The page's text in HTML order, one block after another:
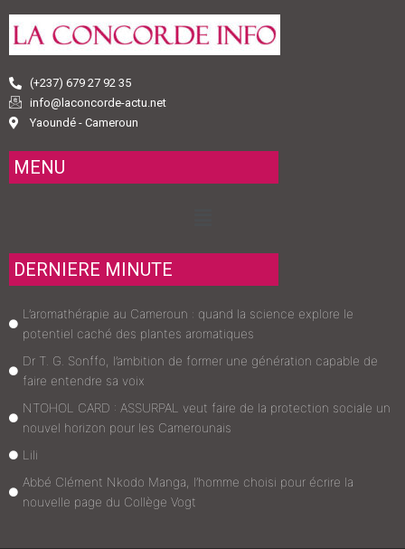
(+237) 679 27 92 35
info@laconcorde-actu.net
Yaoundé - Cameroun
MENU
DERNIERE MINUTE
L’aromathérapie au Cameroun : quand la science explore le
potentiel caché des plantes aromatiques
Dr T. G. Sonffo, l’ambition de former une génération capable de
faire entendre sa voix
NTOHOL CARD : ASSURPAL veut faire de la protection sociale un
nouvel horizon pour les Camerounais
Lili
Abbé Clément Nkodo Manga, l’homme choisi pour écrire la
nouvelle page du Collège Vogt